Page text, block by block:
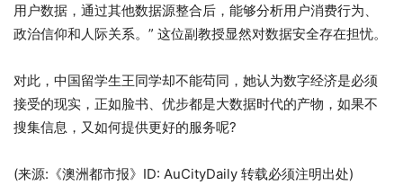
用户数据，通过其他数据源整合后，能够分析用户消费行为、
政治信仰和人际关系。” 这位副教授显然对数据安全存在担忧。
对此，中国留学生王同学却不能苟同，她认为数字经济是必须
接受的现实，正如脸书、优步都是大数据时代的产物，如果不
搜集信息，又如何提供更好的服务呢?
(来源:《澳洲都市报》ID: AuCityDaily 转载必须注明出处)